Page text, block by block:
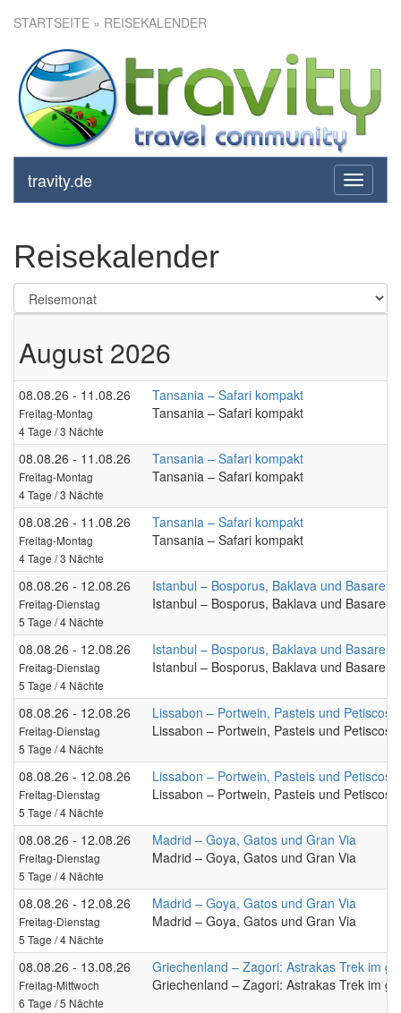
STARTSEITE » REISEKALENDER
toggle
travity.de
Reisekalender
August 2026
08.08.26 - 11.08.26
Freitag-Montag
4 Tage / 3 Nächte
Tansania – Safari kompakt
Tansania – Safari kompakt
08.08.26 - 11.08.26
Freitag-Montag
4 Tage / 3 Nächte
Tansania – Safari kompakt
Tansania – Safari kompakt
08.08.26 - 11.08.26
Freitag-Montag
4 Tage / 3 Nächte
Tansania – Safari kompakt
Tansania – Safari kompakt
08.08.26 - 12.08.26
Freitag-Dienstag
5 Tage / 4 Nächte
Istanbul – Bosporus, Baklava und Basare
Istanbul – Bosporus, Baklava und Basare
08.08.26 - 12.08.26
Freitag-Dienstag
5 Tage / 4 Nächte
Istanbul – Bosporus, Baklava und Basare
Istanbul – Bosporus, Baklava und Basare
08.08.26 - 12.08.26
Freitag-Dienstag
5 Tage / 4 Nächte
Lissabon – Portwein, Pasteis und Petiscos
Lissabon – Portwein, Pasteis und Petiscos
08.08.26 - 12.08.26
Freitag-Dienstag
5 Tage / 4 Nächte
Lissabon – Portwein, Pasteis und Petiscos
Lissabon – Portwein, Pasteis und Petiscos
08.08.26 - 12.08.26
Freitag-Dienstag
5 Tage / 4 Nächte
Madrid – Goya, Gatos und Gran Via
Madrid – Goya, Gatos und Gran Via
08.08.26 - 12.08.26
Freitag-Dienstag
5 Tage / 4 Nächte
Madrid – Goya, Gatos und Gran Via
Madrid – Goya, Gatos und Gran Via
08.08.26 - 13.08.26
Freitag-Mittwoch
6 Tage / 5 Nächte
Griechenland – Zagori: Astrakas Trek im
Griechenland – Zagori: Astrakas Trek im